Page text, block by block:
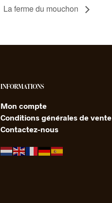
La ferme du mouchon
INFORMATIONS
Mon compte
Conditions générales de vente
Contactez-nous